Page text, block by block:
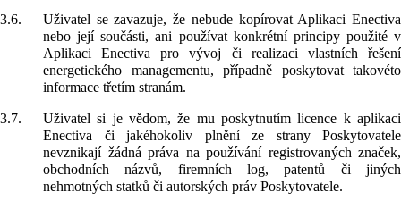
3.6.
Uživatel se zavazuje, že nebude kopírovat Aplikaci Enectiva
nebo její součásti, ani používat konkrétní principy použité v
Aplikaci Enectiva pro vývoj či realizaci vlastních řešení
energetického managementu, případně poskytovat takovéto
informace třetím stranám.
3.7.
Uživatel si je vědom, že mu poskytnutím licence k aplikaci
Enectiva či jakéhokoliv plnění ze strany Poskytovatele
nevznikají žádná práva na používání registrovaných značek,
obchodních názvů, firemních log, patentů či jiných
nehmotných statků či autorských práv Poskytovatele.